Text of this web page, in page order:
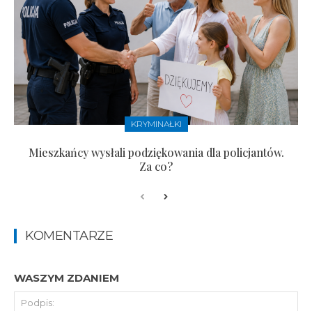
KRYMINAŁKI
Mieszkańcy wysłali podziękowania dla policjantów.
Za co?
KOMENTARZE
WASZYM ZDANIEM